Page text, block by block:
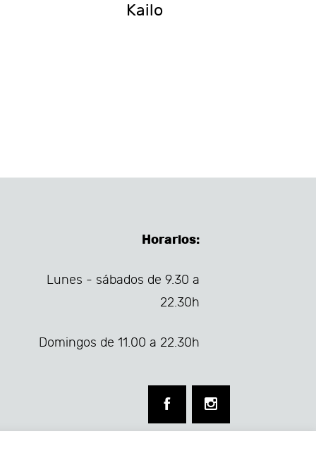
Kailo
Horarios:
Lunes - sábados de 9.30 a
22.30h
Domingos de 11.00 a 22.30h